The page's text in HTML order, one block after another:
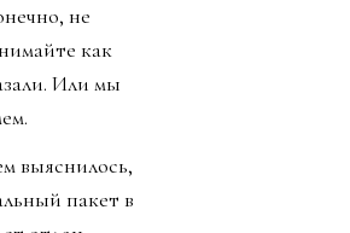
и получить 10
(см.
на
«взятка»).
10
долларов на